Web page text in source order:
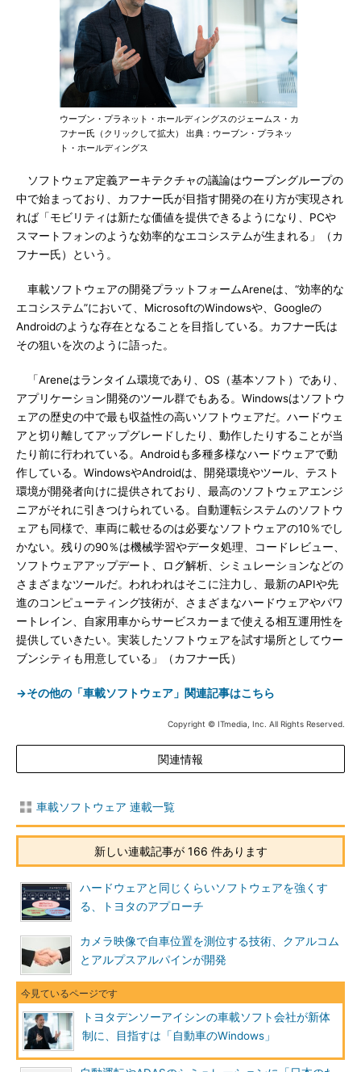
ウーブン・プラネット・ホールディングスのジェームス・カ
フナー氏（クリックして拡大） 出典：ウーブン・プラネッ
ト・ホールディングス
ソフトウェア定義アーキテクチャの議論はウーブングループの
中で始まっており、カフナー氏が目指す開発の在り方が実現され
れば「モビリティは新たな価値を提供できるようになり、PCや
スマートフォンのような効率的なエコシステムが生まれる」（カ
フナー氏）という。
車載ソフトウェアの開発プラットフォームAreneは、“効率的な
エコシステム”において、MicrosoftのWindowsや、Googleの
Androidのような存在となることを目指している。カフナー氏は
その狙いを次のように語った。
「Areneはランタイム環境であり、OS（基本ソフト）であり、
アプリケーション開発のツール群でもある。Windowsはソフトウ
ェアの歴史の中で最も収益性の高いソフトウェアだ。ハードウェ
アと切り離してアップグレードしたり、動作したりすることが当
たり前に行われている。Androidも多種多様なハードウェアで動
作している。WindowsやAndroidは、開発環境やツール、テスト
環境が開発者向けに提供されており、最高のソフトウェアエンジ
ニアがそれに引きつけられている。自動運転システムのソフトウ
ェアも同様で、車両に載せるのは必要なソフトウェアの10％でし
かない。残りの90％は機械学習やデータ処理、コードレビュー、
ソフトウェアアップデート、ログ解析、シミュレーションなどの
さまざまなツールだ。われわれはそこに注力し、最新のAPIや先
進のコンピューティング技術が、さまざまなハードウェアやパワ
ートレイン、自家用車からサービスカーまで使える相互運用性を
提供していきたい。実装したソフトウェアを試す場所としてウー
ブンシティも用意している」（カフナー氏）
→その他の「車載ソフトウェア」関連記事はこちら
Copyright © ITmedia, Inc. All Rights Reserved.
関連情報
車載ソフトウェア 連載一覧
新しい連載記事が 166 件あります
ハードウェアと同じくらいソフトウェアを強くす
る、トヨタのアプローチ
カメラ映像で自車位置を測位する技術、クアルコム
とアルプスアルパインが開発
トヨタデンソーアイシンの車載ソフト会社が新体
制に、目指すは「自動車のWindows」